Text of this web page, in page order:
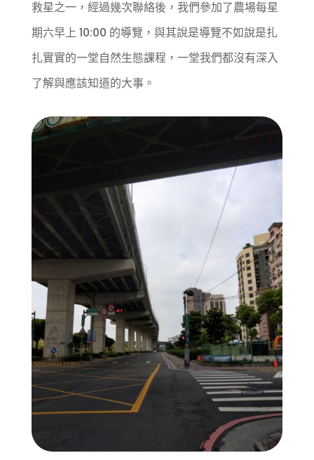
救星之一，經過幾次聯絡後，我們參加了農場每星
期六早上 10:00 的導覽，與其說是導覽不如說是扎
扎實實的一堂自然生態課程，一堂我們都沒有深入
了解與應該知道的大事。